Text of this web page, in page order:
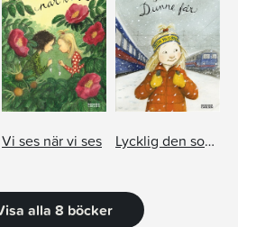
Vi ses när vi ses Lycklig den som Dunne får
alla 8 böcker